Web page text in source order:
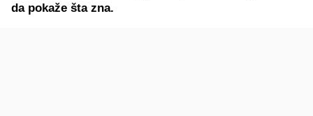
da pokaže šta zna.